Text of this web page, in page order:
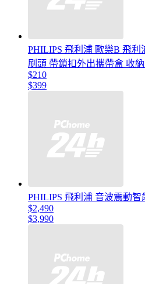
PHILIPS 飛利浦 歐樂B 飛利
刷頭 帶鎖扣外出攜帶盒 收
$210
$399
PHILIPS 飛利浦 音波震動
$2,490
$3,990